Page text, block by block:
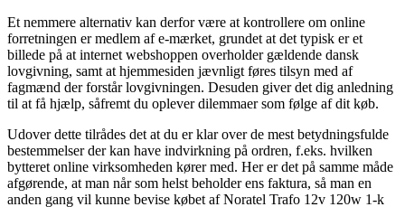
Et nemmere alternativ kan derfor være at kontrollere om online
forretningen er medlem af e-mærket, grundet at det typisk er et
billede på at internet webshoppen overholder gældende dansk
lovgivning, samt at hjemmesiden jævnligt føres tilsyn med af
fagmænd der forstår lovgivningen. Desuden giver det dig anledning
til at få hjælp, såfremt du oplever dilemmaer som følge af dit køb.
Udover dette tilrådes det at du er klar over de mest betydningsfulde
bestemmelser der kan have indvirkning på ordren, f.eks. hvilken
bytteret online virksomheden kører med. Her er det på samme måde
afgørende, at man når som helst beholder ens faktura, så man en
anden gang vil kunne bevise købet af Noratel Trafo 12v 120w 1-k